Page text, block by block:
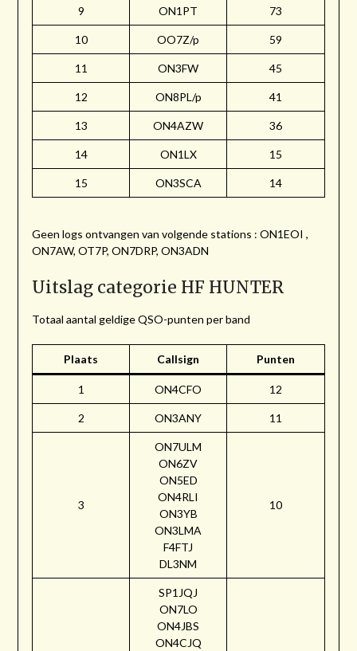
9 ON1PT 73
10 OO7Z/p 59
11 ON3FW 45
12 ON8PL/p 41
13 ON4AZW 36
14 ON1LX 15
15 ON3SCA 14
Geen logs ontvangen van volgende stations : ON1EOI ,
ON7AW, OT7P, ON7DRP, ON3ADN
Uitslag categorie HF HUNTER
Totaal aantal geldige QSO-punten per band
Plaats Callsign Punten
1 ON4CFO 12
2 ON3ANY 11
3
ON7ULM
ON6ZV
ON5ED
ON4RLI
ON3YB
ON3LMA
F4FTJ
DL3NM
10
SP1JQJ
ON7LO
ON4JBS
ON4CJQ